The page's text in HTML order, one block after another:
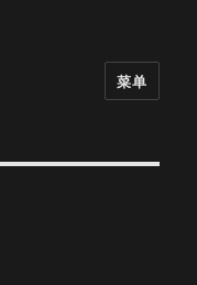
菜单